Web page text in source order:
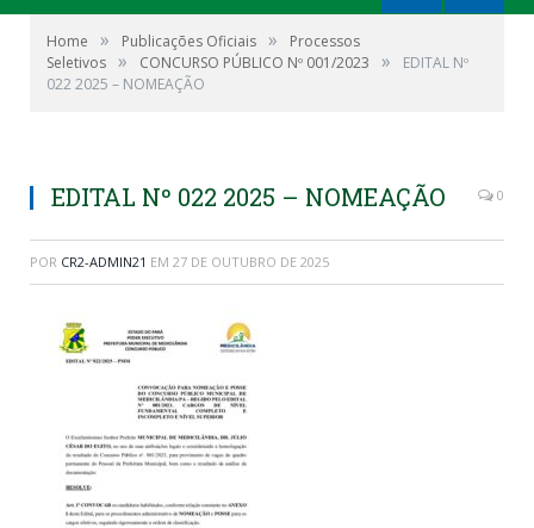
Home » Publicações Oficiais »
Processos
Seletivos » CONCURSO PÚBLICO Nº 001/2023 »
EDITAL Nº
022 2025 – NOMEAÇÃO
EDITAL Nº 022 2025 – NOMEAÇÃO 0
POR CR2-ADMIN21 EM 27 DE OUTUBRO DE 2025